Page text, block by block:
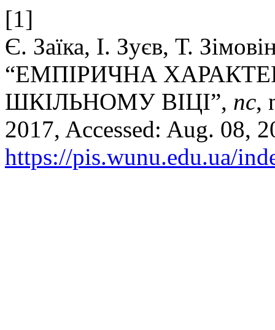
[1]
Є. Заїка, І. Зуєв, Т.
“ЕМПІРИЧНА
ШКІЛЬНОМУ ВІЦІ”, пс,
2017, Accessed: Aug. 08,
https://pis.wunu.edu.ua/